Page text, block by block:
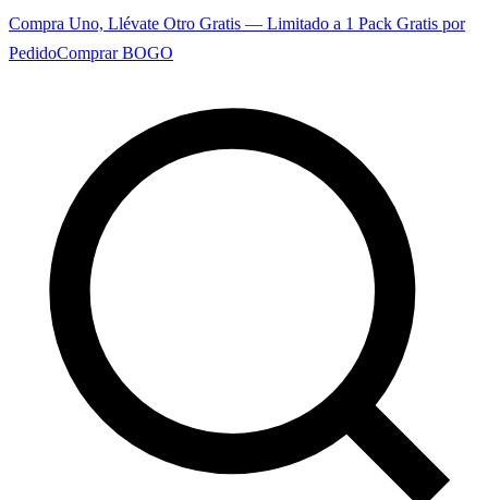
Compra Uno, Llévate Otro Gratis — Limitado a 1 Pack Gratis por
PedidoComprar BOGO